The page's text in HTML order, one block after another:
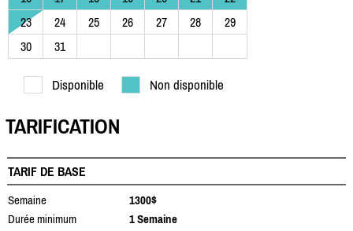
23
24 25 26 27 28
29
30
31
Disponible Non disponible
TARIFICATION
TARIF DE BASE
Semaine
1300$
Durée minimum
1 Semaine